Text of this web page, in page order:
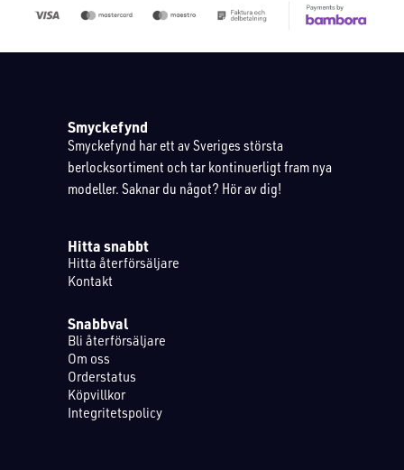
Smyckefynd
Smyckefynd har ett av Sveriges största
berlocksortiment och tar kontinuerligt fram nya
modeller. Saknar du något? Hör av dig!
Hitta snabbt
Hitta återförsäljare
Kontakt
Snabbval
Bli återförsäljare
Om oss
Orderstatus
Köpvillkor
Integritetspolicy